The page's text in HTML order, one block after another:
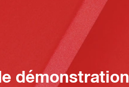
démonstration